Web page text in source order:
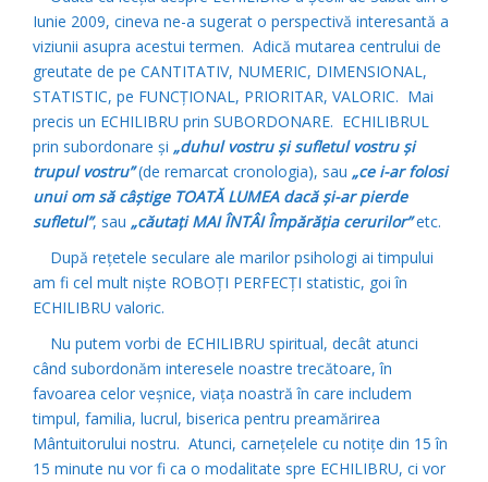
Iunie 2009, cineva ne-a sugerat o perspectivă interesantă a
viziunii asupra acestui termen. Adică mutarea centrului de
greutate de pe CANTITATIV, NUMERIC, DIMENSIONAL,
STATISTIC, pe FUNCŢIONAL, PRIORITAR, VALORIC. Mai
precis un ECHILIBRU prin SUBORDONARE. ECHILIBRUL
prin subordonare şi „duhul vostru şi sufletul vostru şi
trupul vostru”(de remarcat cronologia), sau „ce i-ar folosi
unui om să câştige TOATĂ LUMEA dacă şi-ar pierde
sufletul”, sau „căutaţi MAI ÎNTÂI Împărăţia cerurilor”etc.
După reţetele seculare ale marilor psihologi ai timpului
am fi cel mult nişte ROBOŢI PERFECŢI statistic, goi în
ECHILIBRU valoric.
Nu putem vorbi de ECHILIBRU spiritual, decât atunci
când subordonăm interesele noastre trecătoare, în
favoarea celor veşnice, viaţa noastră în care includem
timpul, familia, lucrul, biserica pentru preamărirea
Mântuitorului nostru. Atunci, carneţelele cu notiţe din 15 în
15 minute nu vor fi ca o modalitate spre ECHILIBRU, ci vor